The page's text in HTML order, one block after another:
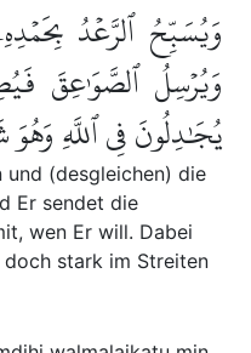
وَيُسَبِّحُ ٱلرَّعۡدُ
وَيُرۡسِلُ ٱلصَّوَٰعِقَ
يُجَٰدِلُونَ فِي ٱللَّهِ
(desgleichen) die
Er sendet die
wen Er will. Dabei
stark im Streiten